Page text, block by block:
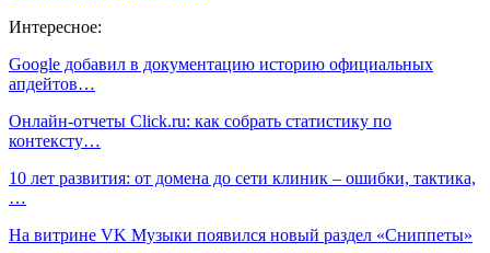
Интересное:
​​Google добавил в документацию историю официальных
апдейтов…
Онлайн-отчеты Click.ru: как собрать статистику по
контексту…
10 лет развития: от домена до сети клиник – ошибки, тактика,
…
На витрине VK Музыки появился новый раздел «Сниппеты»